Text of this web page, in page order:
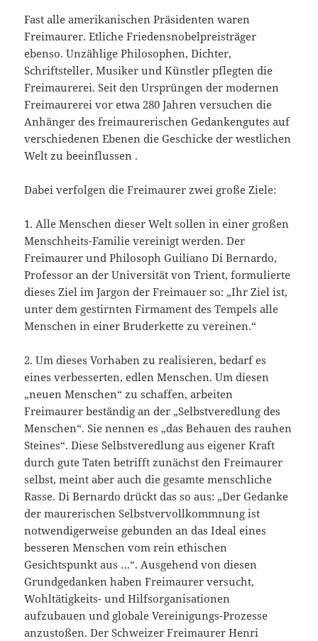
Fast alle amerikanischen Präsidenten waren
Freimaurer. Etliche Friedensnobelpreisträger
ebenso. Unzählige Philosophen, Dichter,
Schriftsteller, Musiker und Künstler pflegten die
Freimaurerei. Seit den Ursprüngen der modernen
Freimaurerei vor etwa 280 Jahren versuchen die
Anhänger des freimaurerischen Gedankengutes auf
verschiedenen Ebenen die Geschicke der westlichen
Welt zu beeinflussen .
Dabei verfolgen die Freimaurer zwei große Ziele:
1. Alle Menschen dieser Welt sollen in einer großen
Menschheits-Familie vereinigt werden. Der
Freimaurer und Philosoph Guiliano Di Bernardo,
Professor an der Universität von Trient, formulierte
dieses Ziel im Jargon der Freimauer so: „Ihr Ziel ist,
unter dem gestirnten Firmament des Tempels alle
Menschen in einer Bruderkette zu vereinen.“
2. Um dieses Vorhaben zu realisieren, bedarf es
eines verbesserten, edlen Menschen. Um diesen
„neuen Menschen“ zu schaffen, arbeiten
Freimaurer beständig an der „Selbstveredlung des
Menschen“. Sie nennen es „das Behauen des rauhen
Steines“. Diese Selbstveredlung aus eigener Kraft
durch gute Taten betrifft zunächst den Freimaurer
selbst, meint aber auch die gesamte menschliche
Rasse. Di Bernardo drückt das so aus: „Der Gedanke
der maurerischen Selbstvervollkommnung ist
notwendigerweise gebunden an das Ideal eines
besseren Menschen vom rein ethischen
Gesichtspunkt aus …“. Ausgehend von diesen
Grundgedanken haben Freimaurer versucht,
Wohltätigkeits- und Hilfsorganisationen
aufzubauen und globale Vereinigungs-Prozesse
anzustoßen. Der Schweizer Freimaurer Henri